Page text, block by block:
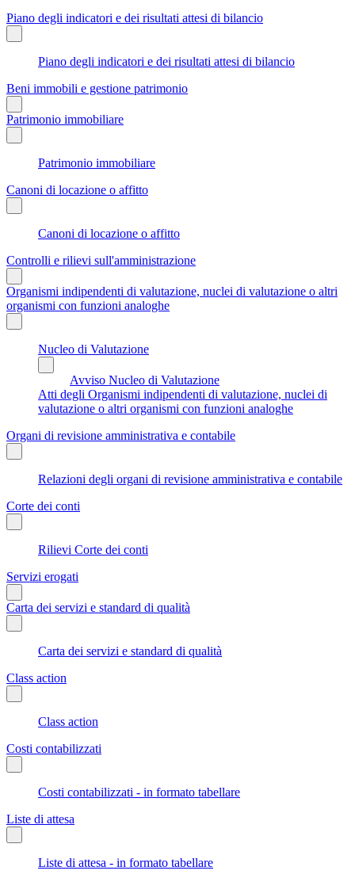
Piano degli indicatori e dei risultati attesi di bilancio
Piano degli indicatori e dei risultati attesi di bilancio
Beni immobili e gestione patrimonio
Patrimonio immobiliare
Patrimonio immobiliare
Canoni di locazione o affitto
Canoni di locazione o affitto
Controlli e rilievi sull'amministrazione
Organismi indipendenti di valutazione, nuclei di valutazione o altri
organismi con funzioni analoghe
Nucleo di Valutazione
Avviso Nucleo di Valutazione
Atti degli Organismi indipendenti di valutazione, nuclei di
valutazione o altri organismi con funzioni analoghe
Organi di revisione amministrativa e contabile
Relazioni degli organi di revisione amministrativa e contabile
Corte dei conti
Rilievi Corte dei conti
Servizi erogati
Carta dei servizi e standard di qualità
Carta dei servizi e standard di qualità
Class action
Class action
Costi contabilizzati
Costi contabilizzati - in formato tabellare
Liste di attesa
Liste di attesa - in formato tabellare